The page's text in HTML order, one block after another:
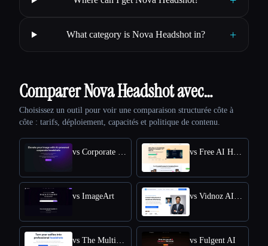
What category is Nova Headshot in? +
Comparer Nova Headshot avec…
Choisissez un outil pour voir une comparaison structurée côte à
côte : tarifs, déploiement, capacités et politique de contenu.
vs Corporate Headshots AI vs Free AI Headshot Generator | Supawork AI
vs ImageArt vs Vidnoz AI HEADSHOT GENERATOR
vs The Multiverse AI vs Fulgent AI